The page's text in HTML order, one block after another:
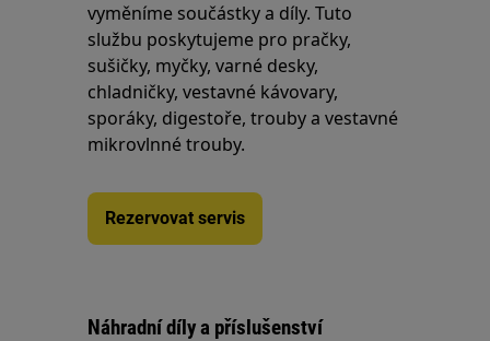
vyměníme součástky a díly. Tuto
službu poskytujeme pro pračky,
sušičky, myčky, varné desky,
chladničky, vestavné kávovary,
sporáky, digestoře, trouby a vestavné
mikrovlnné trouby.
Rezervovat servis
Náhradní díly a příslušenství